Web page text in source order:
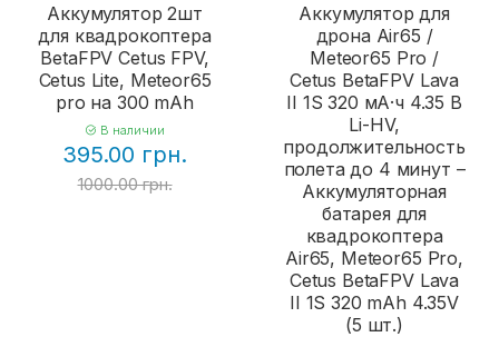
Аккумулятор 2шт
для квадрокоптера
BetaFPV Cetus FPV,
Cetus Lite, Meteor65
pro на 300 mAh
В наличии
395.00 грн.
1000.00 грн.
Аккумулятор для
дрона Air65 /
Meteor65 Pro /
Cetus BetaFPV Lava
II 1S 320 мА·ч 4.35 В
Li-HV,
продолжительность
полета до 4 минут –
Аккумуляторная
батарея для
квадрокоптера
Air65, Meteor65 Pro,
Cetus BetaFPV Lava
II 1S 320 mAh 4.35V
(5 шт.)